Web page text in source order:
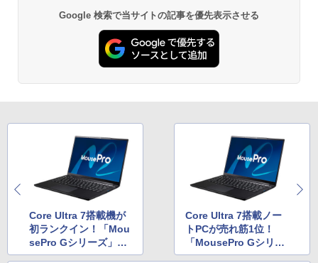
Google 検索で当サイトの記事を優先表示させる
Core Ultra 7搭載機が
初ランクイン！「Mou
sePro Gシリーズ」の
14型WUXGA液晶ノー
Core Ultra 7搭載ノー
トPCが売れ筋1位！
「MousePro Gシリー
ズ」の14型WUXGA液